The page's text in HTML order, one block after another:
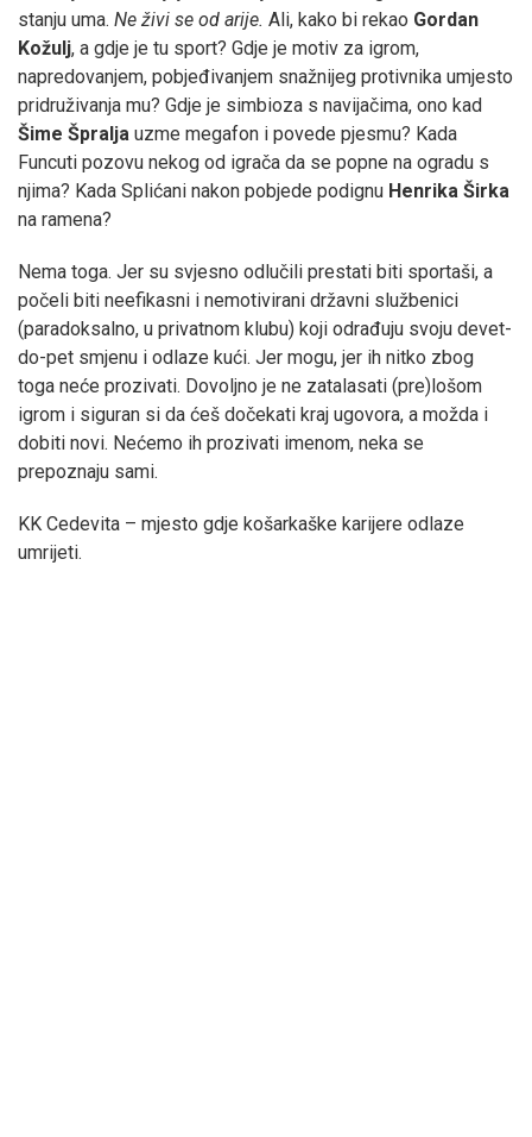
stanju uma. Ne živi se od arije. Ali, kako bi rekao Gordan
Kožulj, a gdje je tu sport? Gdje je motiv za igrom,
napredovanjem, pobjeđivanjem snažnijeg protivnika umjesto
pridruživanja mu? Gdje je simbioza s navijačima, ono kad
Šime Špralja uzme megafon i povede pjesmu? Kada
Funcuti pozovu nekog od igrača da se popne na ogradu s
njima? Kada Splićani nakon pobjede podignu Henrika Širka
na ramena?
Nema toga. Jer su svjesno odlučili prestati biti sportaši, a
počeli biti neefikasni i nemotivirani državni službenici
(paradoksalno, u privatnom klubu) koji odrađuju svoju devet-
do-pet smjenu i odlaze kući. Jer mogu, jer ih nitko zbog
toga neće prozivati. Dovoljno je ne zatalasati (pre)lošom
igrom i siguran si da ćeš dočekati kraj ugovora, a možda i
dobiti novi. Nećemo ih prozivati imenom, neka se
prepoznaju sami.
KK Cedevita – mjesto gdje košarkaške karijere odlaze
umrijeti.